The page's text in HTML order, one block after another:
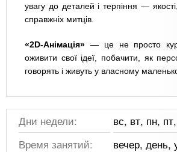
увагу до деталей і терпіння —
справжніх митців.
«2D-Анімація» — це не просто
оживити свої ідеї, побачити, як
говорять і живуть у власному
Дни недели:
вс, вт, пн,
Время занятий:
вечер, день,